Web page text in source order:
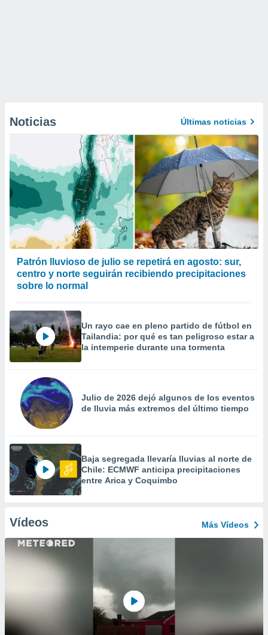
Noticias Últimas noticias
Patrón lluvioso de julio se repetirá en agosto: sur,
centro y norte seguirán recibiendo precipitaciones
sobre lo normal
Un rayo cae en pleno partido de fútbol en
Tailandia: por qué es tan peligroso estar a
la intemperie durante una tormenta
Julio de 2026 dejó algunos de los eventos
de lluvia más extremos del último tiempo
Baja segregada llevaría lluvias al norte de
Chile: ECMWF anticipa precipitaciones
entre Arica y Coquimbo
Vídeos Más Vídeos